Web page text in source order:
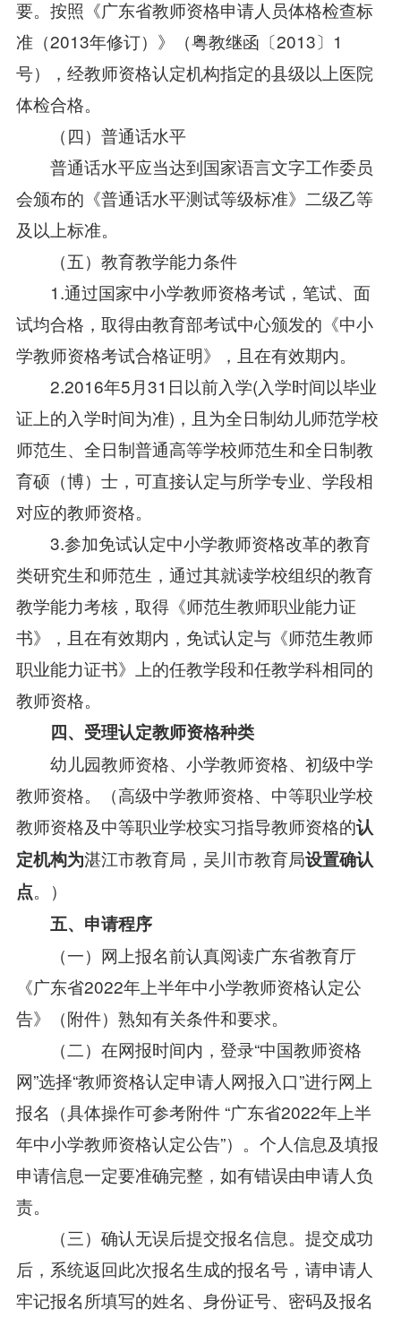
要。按照《广东省教师资格申请人员体格检查标
准（2013年修订）》（粤教继函〔2013〕1
号），经教师资格认定机构指定的县级以上医院
体检合格。
（四）普通话水平
普通话水平应当达到国家语言文字工作委员
会颁布的《普通话水平测试等级标准》二级乙等
及以上标准。
（五）教育教学能力条件
1.通过国家中小学教师资格考试，笔试、面
试均合格，取得由教育部考试中心颁发的《中小
学教师资格考试合格证明》，且在有效期内。
2.2016年5月31日以前入学(入学时间以毕业
证上的入学时间为准)，且为全日制幼儿师范学校
师范生、全日制普通高等学校师范生和全日制教
育硕（博）士，可直接认定与所学专业、学段相
对应的教师资格。
3.参加免试认定中小学教师资格改革的教育
类研究生和师范生，通过其就读学校组织的教育
教学能力考核，取得《师范生教师职业能力证
书》，且在有效期内，免试认定与《师范生教师
职业能力证书》上的任教学段和任教学科相同的
教师资格。
四、受理认定教师资格种类
幼儿园教师资格、小学教师资格、初级中学
教师资格。（高级中学教师资格、中等职业学校
教师资格及中等职业学校实习指导教师资格的认
定机构为湛江市教育局，吴川市教育局设置确认
点。）
五、申请程序
（一）网上报名前认真阅读广东省教育厅
《广东省2022年上半年中小学教师资格认定公
告》（附件）熟知有关条件和要求。
（二）在网报时间内，登录“中国教师资格
网”选择“教师资格认定申请人网报入口”进行网上
报名（具体操作可参考附件 “广东省2022年上半
年中小学教师资格认定公告”）。个人信息及填报
申请信息一定要准确完整，如有错误由申请人负
责。
（三）确认无误后提交报名信息。提交成功
后，系统返回此次报名生成的报名号，请申请人
牢记报名所填写的姓名、身份证号、密码及报名